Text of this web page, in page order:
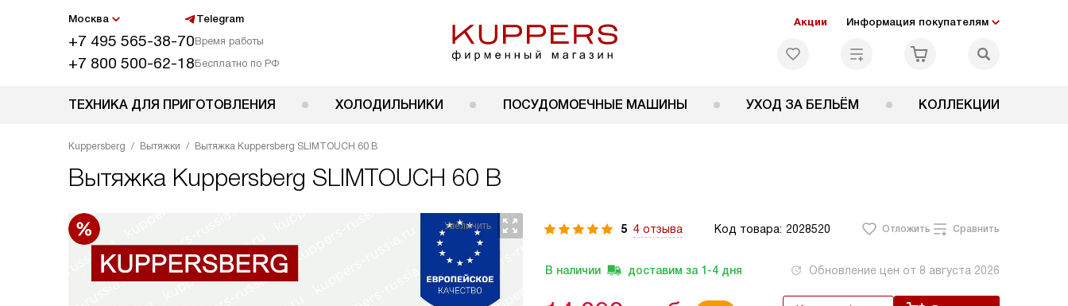
Москва Telegram
+7 495 565-38-70Время работы
+7 800 500-62-18Бесплатно по РФ
Акции Информация покупателям
ТЕХНИКА ДЛЯ ПРИГОТОВЛЕНИЯ ХОЛОДИЛЬНИКИ ПОСУДОМОЕЧНЫЕ МАШИНЫ УХОД ЗА БЕЛЬЁМ КОЛЛЕКЦИИ
Kuppersberg Вытяжки Вытяжка Kuppersberg SLIMTOUCH 60 B
Вытяжка Kuppersberg SLIMTOUCH 60 B
5 4 отзыва Код товара: 2028520 Отложить Сравнить
В наличии доставим за 1-4 дня Обновление цен от 8 августа 2026